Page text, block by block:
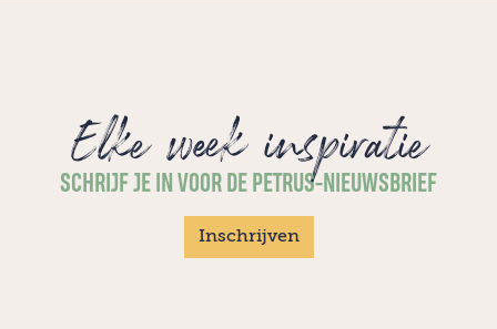
Elke week inspiratie
SCHRIJF JE IN VOOR DE PETRUS-NIEUWSBRIEF
Inschrijven